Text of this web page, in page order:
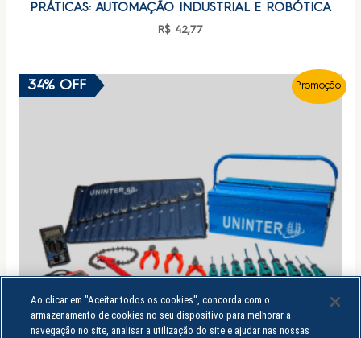
PRÁTICAS: AUTOMAÇÃO INDUSTRIAL E ROBÓTICA
R$42,77
Promoção!
34% OFF
Ao clicar em "Aceitar todos os cookies", concorda com o
armazenamento de cookies no seu dispositivo para melhorar a
navegação no site, analisar a utilização do site e ajudar nas nossas